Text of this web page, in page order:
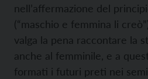
nell’affermazione del
(“maschio e femmina li
valga la pena raccontare la
anche al femminile, e a
formati i futuri preti nei